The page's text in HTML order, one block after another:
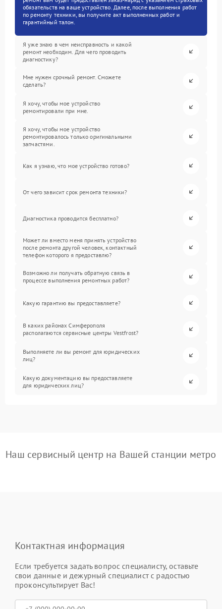
обязательств на ваше устройство. Далее, после выполнения работ
по ремонту техники, вы получите акт выполненных работ и
гарантийный талон.
Я уже знаю в чем неисправность и какой
ремонт необходим. Для чего проводить
диагностику?
Мне нужен срочный ремонт. Сможете
сделать?
Я хочу, чтобы мое устройство
ремонтировали при мне.
Я хочу, чтобы мое устройство
ремонтировалось только оригинальными
запчастями.
Как я узнаю, что мое устройство готово?
От чего зависит срок ремонта техники?
Диагностика проводится бесплатно?
Может ли вместо меня принять устройство
после ремонта другой человек, контактный
телефон которого я предоставлю?
Возможно ли получать обратную связь в
процессе выполнения ремонтных работ?
Какую гарантию вы предоставляете?
В каких районах Симферополя
располагаются сервисные центры Vestfrost?
Выполняете ли вы ремонт для юридических
лиц?
Какую документацию вы предоставляете
для юридических лиц?
Наш сервисный центр на Вашей станции метро
Контактная информация
Если требуется задать вопрос специалисту, оставьте
свои данные и дежурный специалист с радостью
проконсультирует Вас!